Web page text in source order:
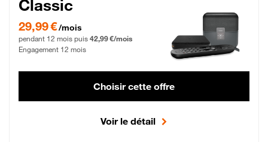
Classic
29,99 € par mois pendant 12 mois puis 42,99 € par mois, Engagement 12 mois
29,99 €/mois
pendant 12 mois puis 42,99 €/mois
Engagement 12 mois
Choisir cette offre
Voir le détail